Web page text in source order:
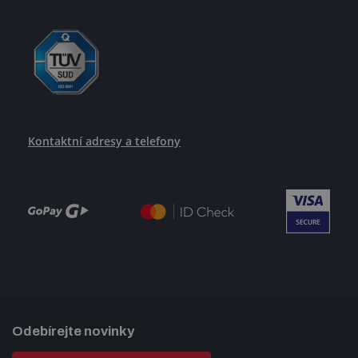
Kontaktní adresy a telefony
Odebírejte novinky